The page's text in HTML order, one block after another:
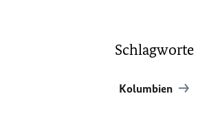
Schlagworte
Kolumbien